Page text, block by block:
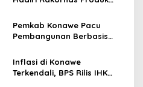
Sultra
Pemkab Konawe Pacu
Pembangunan Berbasis
Inflasi dan Pengentasan
Kemiskinan
Inflasi di Konawe
Terkendali, BPS Rilis IHK